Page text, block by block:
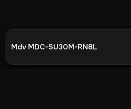
Mdv MDC-SU30M-RN8L